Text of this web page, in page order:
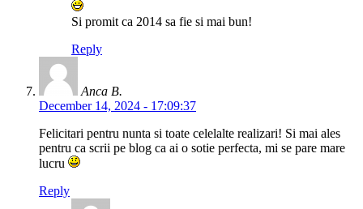
Si promit ca 2014 sa fie si mai bun!
Reply
Anca B.
December 14, 2024 - 17:09:37
Felicitari pentru nunta si toate celelalte realizari! Si mai ales
pentru ca scrii pe blog ca ai o sotie perfecta, mi se pare mare
lucru
Reply